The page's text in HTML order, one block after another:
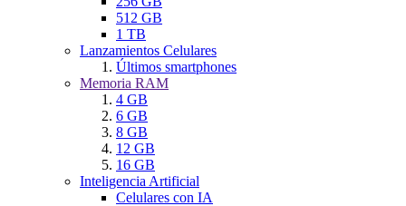
512 GB
1 TB
Lanzamientos Celulares
Últimos smartphones
Memoria RAM
4 GB
6 GB
8 GB
12 GB
16 GB
Inteligencia Artificial
Celulares con IA